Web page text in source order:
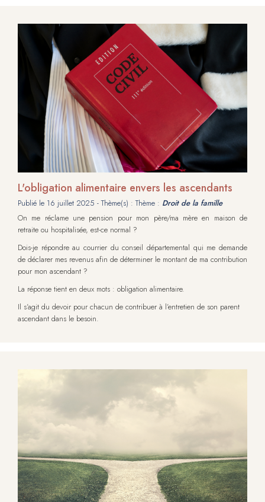
L'obligation alimentaire envers les ascendants
Publié le 16 juillet 2025 - Thème(s) : Thème : Droit de la famille
On me réclame une pension pour mon père/ma mère en maison de
retraite ou hospitalisée, est-ce normal ?
Dois-je répondre au courrier du conseil départemental qui me demande
de déclarer mes revenus afin de déterminer le montant de ma contribution
pour mon ascendant ?
La réponse tient en deux mots : obligation alimentaire.
Il s’agit du devoir pour chacun de contribuer à l’entretien de son parent
ascendant dans le besoin.